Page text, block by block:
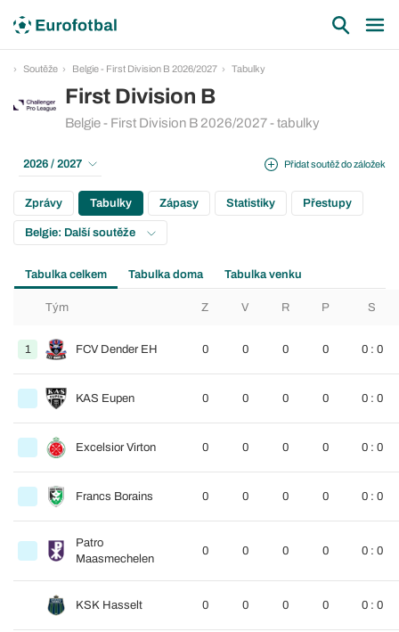
Soutěže Belgie - First Division B 2026/2027 Tabulky
First Division B
Belgie - First Division B 2026/2027 - tabulky
Přidat soutěž do záložek
2026 / 2027
Zprávy Tabulky Zápasy Statistiky Přestupy
Belgie: Další soutěže
Tabulka celkem Tabulka doma Tabulka venku
Tým Z V R P S
1 FCV Dender EH 0 0 0 0 0 : 0
KAS Eupen 0 0 0 0 0 : 0
Excelsior Virton 0 0 0 0 0 : 0
Francs Borains 0 0 0 0 0 : 0
Patro
Maasmechelen
0 0 0 0 0 : 0
KSK Hasselt 0 0 0 0 0 : 0